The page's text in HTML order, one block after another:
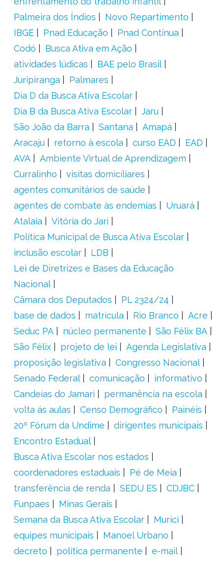
Palmeira dos Índios
Novo Repartimento
IBGE
Pnad Educação
Pnad Contínua
Codó
Busca Ativa em Ação
atividades lúdicas
BAE pelo Brasil
Juripiranga
Palmares
Dia D da Busca Ativa Escolar
Dia B da Busca Ativa Escolar
Jaru
São João da Barra
Santana
Amapá
Aracaju
retorno à escola curso EAD
EAD
AVA
Ambiente Virtual de Aprendizagem
Curralinho
visitas domiciliares
agentes comunitários de saúde
agentes de combate às endemias
Uruará
Atalaia
Vitória do Jari
Política Municipal de Busca Ativa Escolar
inclusão escolar
LDB
Lei de Diretrizes e Bases da Educação
Nacional
Câmara dos Deputados
PL 2324/24
base de dados
matrícula Rio Branco
Acre
Seduc PA
núcleo permanente
São Félix BA
São Félix
projeto de lei
Agenda Legislativa
proposição legislativa
Congresso Nacional
Senado Federal
comunicação
informativo
Candeias do Jamari
permanência na escola
volta ás aulas
Censo Demográfico
Painéis
20º Fórum da Undime
dirigentes municipais
Encontro Estadual
Busca Ativa Escolar nos estados
coordenadores estaduais
Pé de Meia
transferência de renda
SEDU ES
CDJBC
Funpaes
Minas Gerais
Semana da Busca Ativa Escolar
Murici
equipes municipais
Manoel Urbano
decreto
política permanente
e-mail